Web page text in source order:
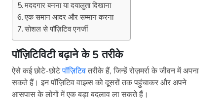
मददगार बनना या दयालुता दिखाना
एक समान आदर और सम्मान करना
सोशल से पॉज़िटिव एनर्जी
पॉज़िटिविटी बढ़ाने के 5 तरीके
ऐसे कई छोटे-छोटेपॉज़िटिवतरीके हैं, जिन्हें रोज़मर्रा के जीवन में अपना
सकते हैं। इन पॉज़िटिव वाइब्स को दूसरों तक पहुंचाकर और अपने
आसपास के लोगों में एक बड़ा बदलाव ला सकते हैं।